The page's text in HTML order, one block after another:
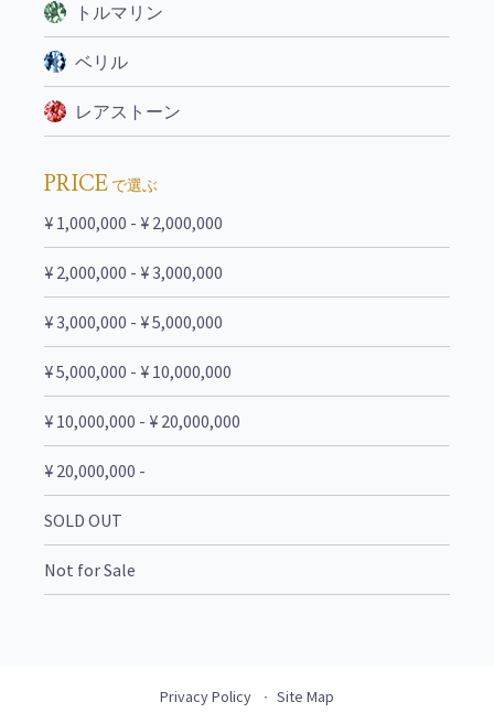
トルマリン
ベリル
レアストーン
PRICE で選ぶ
¥ 1,000,000 - ¥ 2,000,000
¥ 2,000,000 - ¥ 3,000,000
¥ 3,000,000 - ¥ 5,000,000
¥ 5,000,000 - ¥ 10,000,000
¥ 10,000,000 - ¥ 20,000,000
¥ 20,000,000 -
SOLD OUT
Not for Sale
Privacy Policy Site Map